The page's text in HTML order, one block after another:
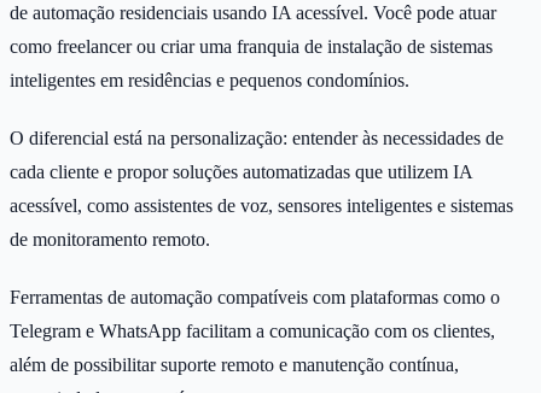
de automação residenciais usando IA acessível. Você pode atuar
como freelancer ou criar uma franquia de instalação de sistemas
inteligentes em residências e pequenos condomínios.
O diferencial está na personalização: entender às necessidades de
cada cliente e propor soluções automatizadas que utilizem IA
acessível, como assistentes de voz, sensores inteligentes e sistemas
de monitoramento remoto.
Ferramentas de automação compatíveis com plataformas como o
Telegram e WhatsApp facilitam a comunicação com os clientes,
além de possibilitar suporte remoto e manutenção contínua,